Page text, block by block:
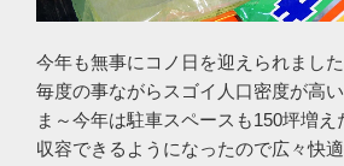
今年も無事にコノ日を迎えられまし
毎度の事ながらスゴイ人口密度が高
ま～今年は駐車スペースも150坪増え
収容できるようになったので広々快